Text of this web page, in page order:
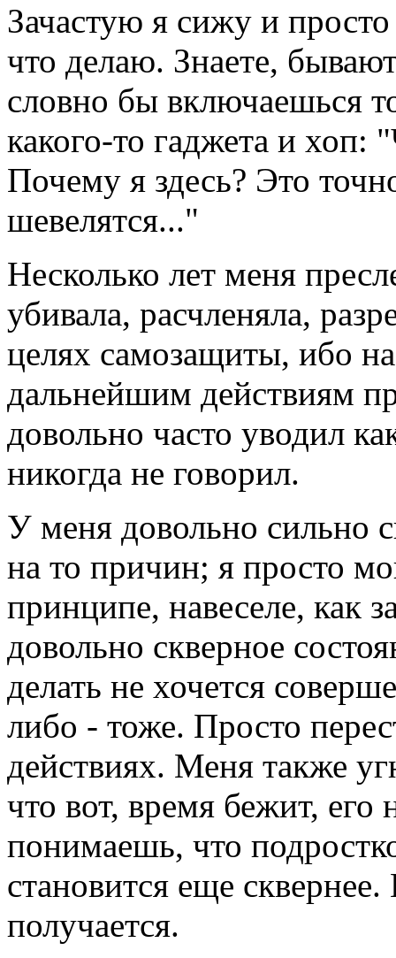
Зачастую я сижу и
что делаю. Знаете,
словно бы включаешься
какого-то гаджета и хоп:
Почему я здесь? Это
шевелятся..."
Несколько лет меня
убивала, расчленяла,
целях самозащиты, ибо
дальнейшим действиям
довольно часто уводил
никогда не говорил.
У меня довольно сильно
на то причин; я просто
принципе, навеселе, как
довольно скверное
делать не хочется
либо - тоже. Просто
действиях. Меня также
что вот, время бежит, его
понимаешь, что
становится еще
получается.